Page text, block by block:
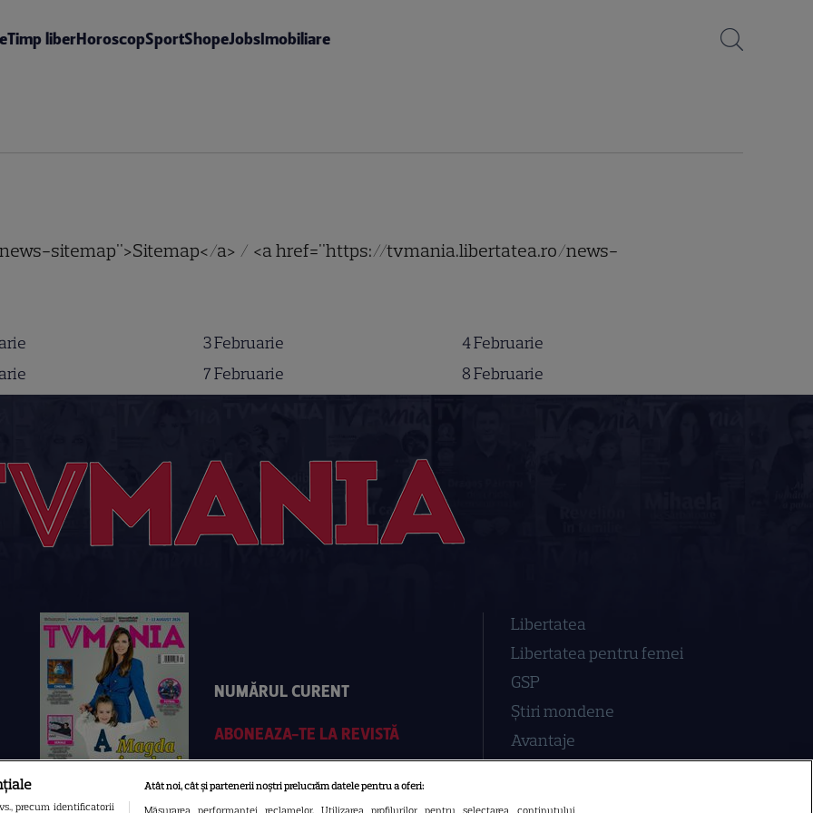
Timp liberHoroscopSportShopeJobsImobiliare
sitemap">Sitemap</a> / <a href="https://tvmania.libertatea.ro/news-
3 Februarie
4 Februarie
7 Februarie 8 Februarie
NUMĂRUL CURENT
ABONEAZA-TE LA REVISTĂ
Libertatea
Libertatea pentru femei
GSP
Știri mondene
Avantaje
precum identificatorii
Atât noi, cât și partenerii noștri prelucrăm datele pentru a oferi: